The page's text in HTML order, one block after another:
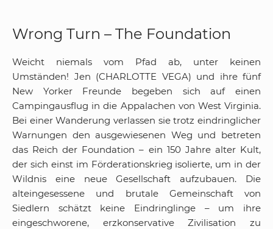
Wrong Turn – The Foundation
Weicht niemals vom Pfad ab, unter keinen
Umständen! Jen (CHARLOTTE VEGA) und ihre fünf
New Yorker Freunde begeben sich auf einen
Campingausflug in die Appalachen von West Virginia.
Bei einer Wanderung verlassen sie trotz eindringlicher
Warnungen den ausgewiesenen Weg und betreten
das Reich der Foundation – ein 150 Jahre alter Kult,
der sich einst im Förderationskrieg isolierte, um in der
Wildnis eine neue Gesellschaft aufzubauen. Die
alteingesessene und brutale Gemeinschaft von
Siedlern schätzt keine Eindringlinge – um ihre
eingeschworene, erzkonservative Zivilisation zu